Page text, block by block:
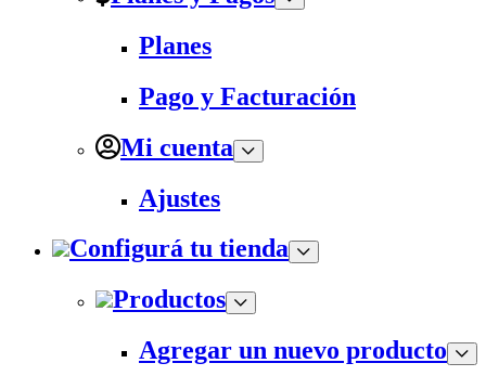
Planes
Pago y Facturación
Mi cuenta
Ajustes
Configurá tu tienda
Productos
Agregar un nuevo producto